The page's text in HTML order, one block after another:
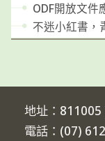
ODF開放文件
不迷小紅書，
地址：811005
電話：(07)